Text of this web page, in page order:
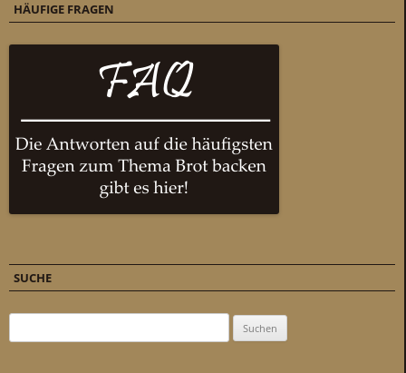
HÄUFIGE FRAGEN
SUCHE